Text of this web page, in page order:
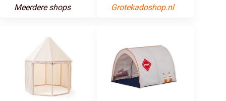
Meerdere shops Grotekadoshop.nl